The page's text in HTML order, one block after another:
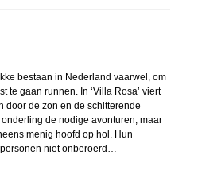
bestaan in Nederland vaarwel, om
te gaan runnen. In ‘Villa Rosa’ viert
door de zon en de schitterende
de nodige avonturen, maar
menig hoofd op hol. Hun
niet onberoerd…